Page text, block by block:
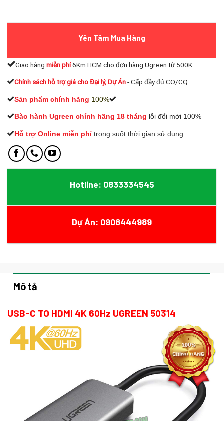
Yên Tâm Mua Hàng
Giao hàng miễn phí6Km HCM cho đơn hàng Ugreen từ 500K.
Chính sách hỗ trợ giá cho Đại lý, Dự Án-Cấp đầy đủ CO/CQ...
Sản phẩm chính hãng 100%
Bào hành Ugreen chính hãng 18 tháng lỗi đổi mới 100%
Hỗ trợ Online miễn phí trong suốt thời gian sử dụng
Hotline: 0833334545
Dự Án: 0908444989
Mô tả
USB-C TO HDMI 4K 60Hz UGREEN 50314